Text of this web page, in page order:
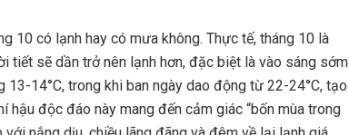
10 có lạnh hay có mưa không. Thực tế, tháng 10 là
sẽ dần trở nên lạnh hơn, đặc biệt là vào sáng sớm
14°C, trong khi ban ngày dao động từ 22-24°C, tạo
hậu độc đáo này mang đến cảm giác “bốn mùa trong